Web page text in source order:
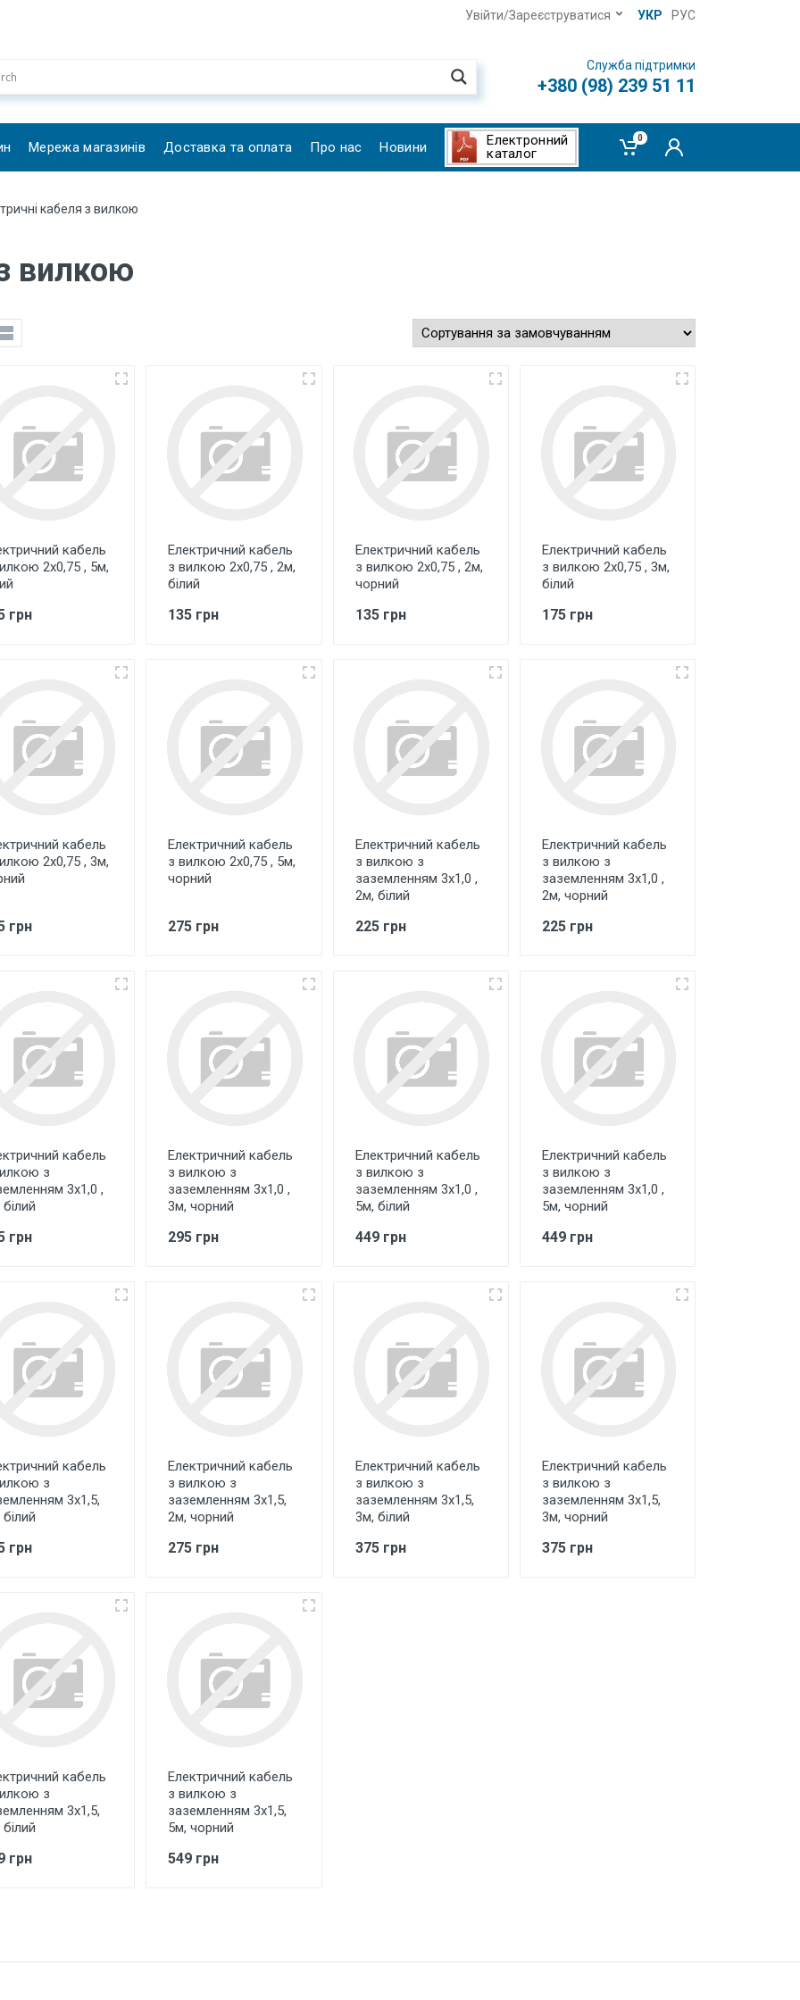
Увійти/Зареєструватися УКР РУС
Служба підтримки
+380 (98) 239 51 11
Мережа магазинів Доставка та оплата Про нас Новини
Електронний
каталог
0
кабеля з вилкою
вилкою
кабель
2х0,75 , 5м,
грн
Електричний кабель
з вилкою 2х0,75 , 2м,
білий
135 грн
Електричний кабель
з вилкою 2х0,75 , 2м,
чорний
135 грн
Електричний кабель
з вилкою 2х0,75 , 3м,
білий
175 грн
кабель
2х0,75 , 3м,
грн
Електричний кабель
з вилкою 2х0,75 , 5м,
чорний
275 грн
Електричний кабель
з вилкою з
заземленням 3х1,0 ,
2м, білий
225 грн
Електричний кабель
з вилкою з
заземленням 3х1,0 ,
2м, чорний
225 грн
кабель
з
3х1,0 ,
грн
Електричний кабель
з вилкою з
заземленням 3х1,0 ,
3м, чорний
295 грн
Електричний кабель
з вилкою з
заземленням 3х1,0 ,
5м, білий
449 грн
Електричний кабель
з вилкою з
заземленням 3х1,0 ,
5м, чорний
449 грн
кабель
з
3х1,5,
грн
Електричний кабель
з вилкою з
заземленням 3х1,5,
2м, чорний
275 грн
Електричний кабель
з вилкою з
заземленням 3х1,5,
3м, білий
375 грн
Електричний кабель
з вилкою з
заземленням 3х1,5,
3м, чорний
375 грн
кабель
з
3х1,5,
грн
Електричний кабель
з вилкою з
заземленням 3х1,5,
5м, чорний
549 грн